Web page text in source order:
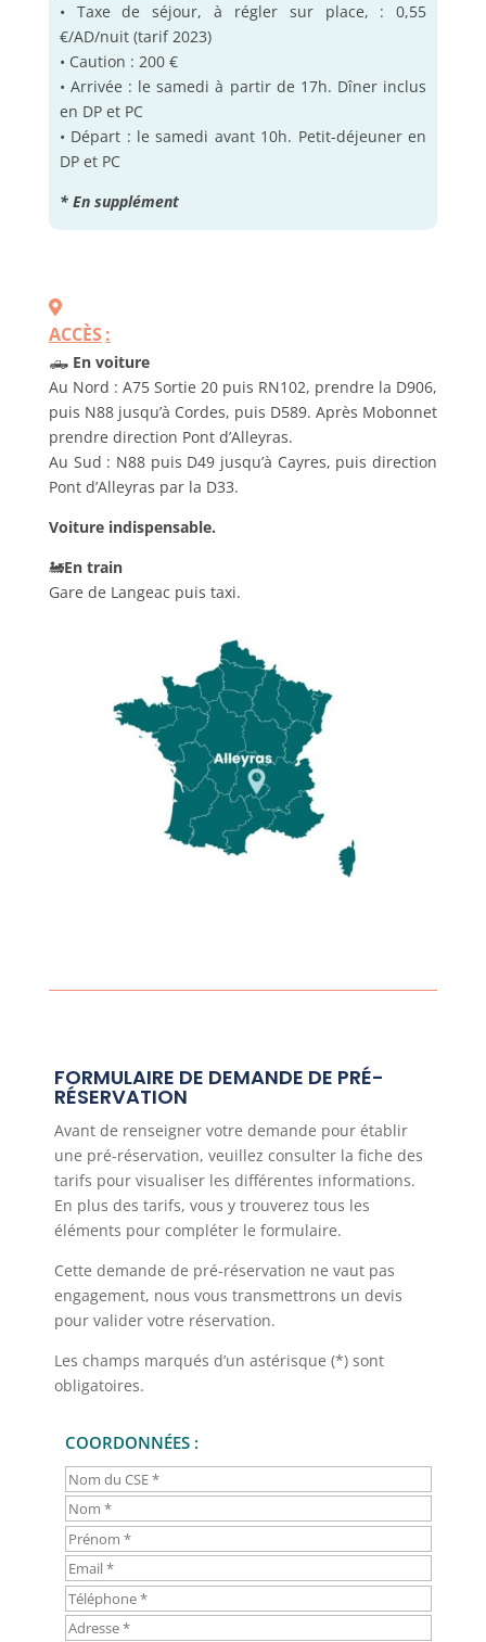
• Taxe de séjour, à régler sur place, : 0,55
€/AD/nuit (tarif 2023)
• Caution : 200 €
• Arrivée : le samedi à partir de 17h. Dîner inclus
en DP et PC
• Départ : le samedi avant 10h. Petit-déjeuner en
DP et PC
* En supplément
ACCÈS :
🛻En voiture
Au Nord : A75 Sortie 20 puis RN102, prendre la D906,
puis N88 jusqu’à Cordes, puis D589. Après Mobonnet
prendre direction Pont d’Alleyras.
Au Sud : N88 puis D49 jusqu’à Cayres, puis direction
Pont d’Alleyras par la D33.
Voiture indispensable.
🚂En train
Gare de Langeac puis taxi.
FORMULAIRE DE DEMANDE DE PRÉ-
RÉSERVATION
Avant de renseigner votre demande pour établir
une pré-réservation, veuillez consulter la fiche des
tarifs pour visualiser les différentes informations.
En plus des tarifs, vous y trouverez tous les
éléments pour compléter le formulaire.
Cette demande de pré-réservation ne vaut pas
engagement, nous vous transmettrons un devis
pour valider votre réservation.
Les champs marqués d’un astérisque (*) sont
obligatoires.
COORDONNÉES :